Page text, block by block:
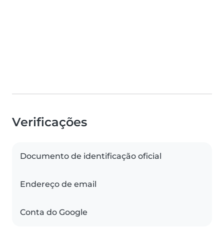
Verificações
Documento de identificação oficial
Endereço de email
Conta do Google